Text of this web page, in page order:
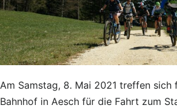
Am Samstag, 8. Mai 2021 treffen sich
Bahnhof in Aesch für die Fahrt zum